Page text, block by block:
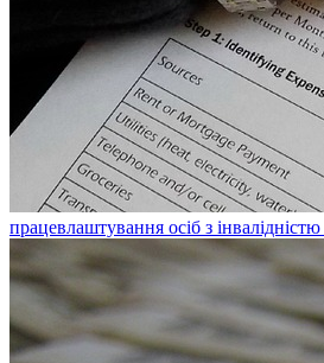
працевлаштування осіб з інвалідністю